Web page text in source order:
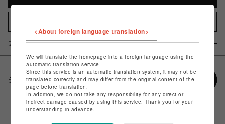
アイテム説明 / 素材
シェアする
<About foreign language translation>
We will translate the homepage into a foreign language using the
automatic translation service.
Since this service is an automatic translation system, it may not be
translated correctly and may differ from the original content of the
page before translation.
In addition, we do not take any responsibility for any direct or
indirect damage caused by using this service. Thank you for your
understanding in advance.